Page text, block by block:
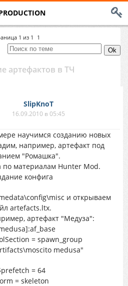
1 из 1 1
артефактов в ТЧ
SlipKnoT
16.09.2010 в 05:45
научимся созданию новых
например, артефакт под
"Ромашка".
по материалам Hunter Mod.
конфига
и открываем
artefacts.ltx.
артефакт "Медуза":
= spawn_group
medusa"
= 64
= skeleton